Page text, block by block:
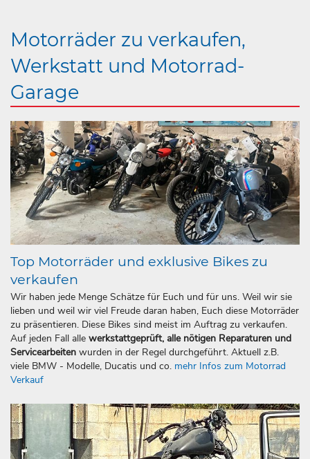
Motorräder zu verkaufen,
Werkstatt und Motorrad-
Garage
Top Motorräder und exklusive Bikes zu
verkaufen
Wir haben jede Menge Schätze für Euch und für uns. Weil wir sie
lieben und weil wir viel Freude daran haben, Euch diese Motorräder
zu präsentieren. Diese Bikes sind meist im Auftrag zu verkaufen.
Auf jeden Fall alle werkstattgeprüft, alle nötigen Reparaturen und
Servicearbeiten wurden in der Regel durchgeführt. Aktuell z.B.
viele BMW - Modelle, Ducatis und co. mehr Infos zum Motorrad
Verkauf